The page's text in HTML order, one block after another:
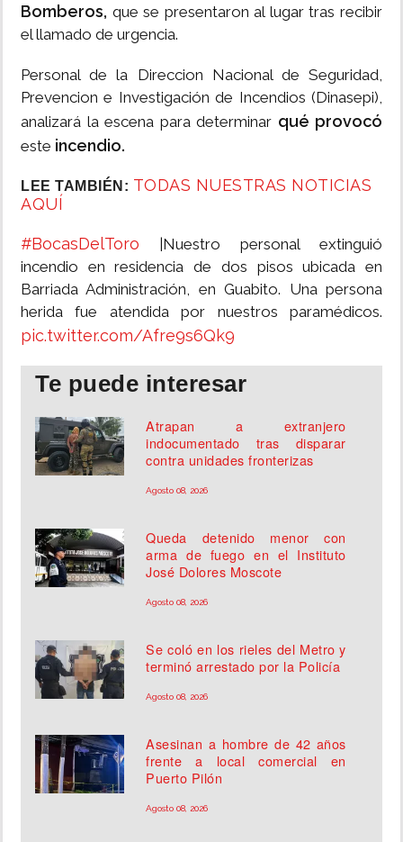
Bomberos, que se presentaron al lugar tras recibir
el llamado de urgencia.
Personal de la Direccion Nacional de Seguridad,
Prevencion e Investigación de Incendios (Dinasepi),
analizará la escena para determinar qué provocó
este incendio.
LEE TAMBIÉN: TODAS NUESTRAS NOTICIAS
AQUÍ
#BocasDelToro |Nuestro personal extinguió
incendio en residencia de dos pisos ubicada en
Barriada Administración, en Guabito. Una persona
herida fue atendida por nuestros paramédicos.
pic.twitter.com/Afre9s6Qk9
Te puede interesar
Atrapan a extranjero
indocumentado tras disparar
contra unidades fronterizas
Agosto 08, 2026
Queda detenido menor con
arma de fuego en el Instituto
José Dolores Moscote
Agosto 08, 2026
Se coló en los rieles del Metro y
terminó arrestado por la Policía
Agosto 08, 2026
Asesinan a hombre de 42 años
frente a local comercial en
Puerto Pilón
Agosto 08, 2026